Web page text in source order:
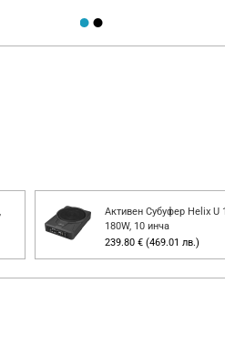
Активен Субуфер Helix U
180W, 10 инча
239.80 € (469.01 лв.)